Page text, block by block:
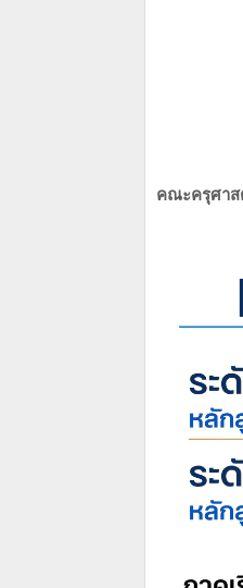
คณะครุศาส